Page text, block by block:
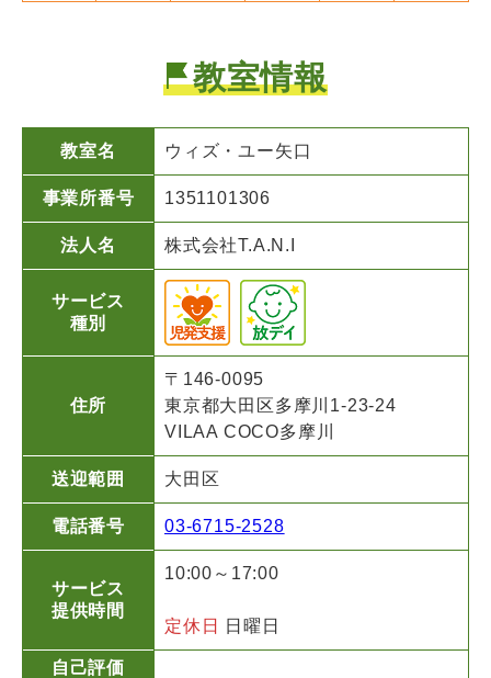
教室情報
教室名 ウィズ・ユー矢口
事業所番号 1351101306
法人名 株式会社T.A.N.I
サービス
種別
住所
〒146-0095
東京都大田区多摩川1-23-24
VILAA COCO多摩川
送迎範囲 大田区
電話番号 03-6715-2528
サービス
提供時間
10:00～17:00
定休日 日曜日
自己評価